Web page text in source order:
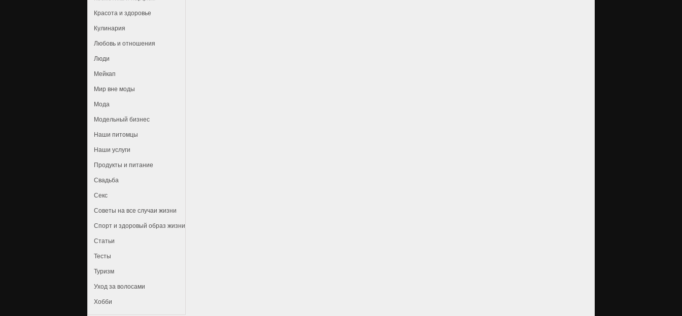
Красота и здоровье
Кулинария
Любовь и отношения
Люди
Мейкап
Мир вне моды
Мода
Модельный бизнес
Наши питомцы
Наши услуги
Продукты и питание
Свадьба
Секс
Советы на все случаи жизни
Спорт и здоровый образ жизни
Статьи
Тесты
Туризм
Уход за волосами
Хобби